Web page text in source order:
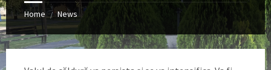
Home / News